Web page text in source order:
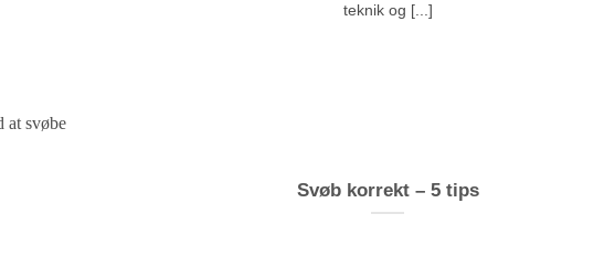
teknik og [...]
Svøb korrekt – 5 tips